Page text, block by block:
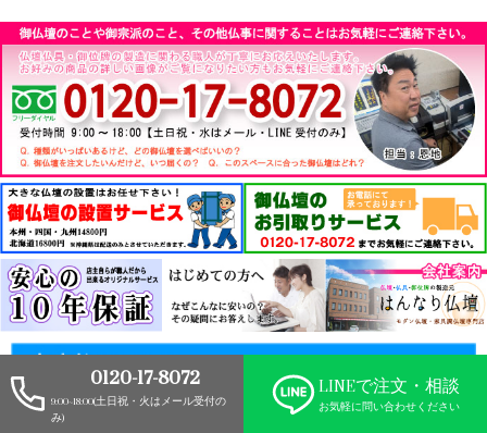
■クレジットカード
以下のカードがお使いいただけます。
0120-17-8072
9:00~18:00(土日祝・火はメール受付の
み)
LINEで注文・相談
お気軽に問い合わせください